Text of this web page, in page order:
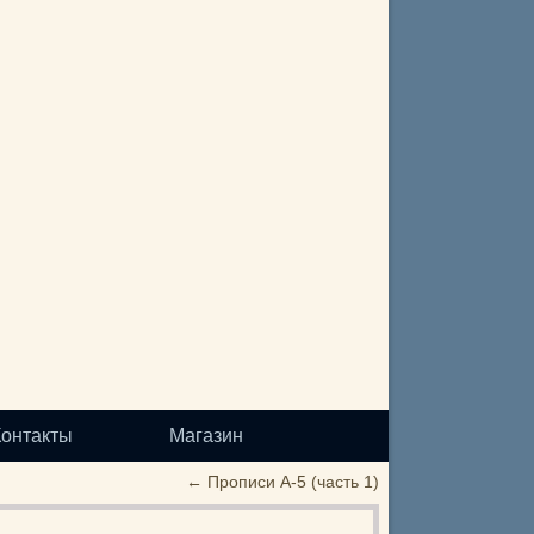
Магазин
← Прописи А-5 (часть 1)